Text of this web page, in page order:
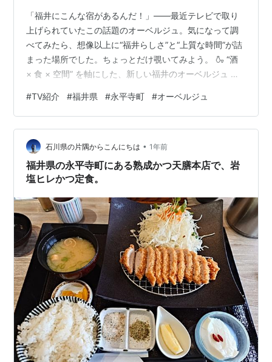
「福井にこんな宿があるんだ！」――最近テレビで取り
上げられていたこの話題のオーベルジュ。気になって調
べてみたら、想像以上に“福井らしさ”と“上質な時間”が詰
まった場所でした。ちょっとだけ覗いてみよう。 🍶 “酒
× 食 × 空間” を軸にした、新しい福井のオーベルジュ 歓
然、伝統を味わうために生まれた宿。 “めったにないご縁
を歓ぶ”という名前の通り、ここでしか出会えない体験を
届けてくれます。 創業220年を超える蔵元が生み出す銘
酒「黒龍」。その源は、すぐそばを流れる清らかな伏流
水──九頭竜川の恵みによるものです。そこから生まれる
地酒と、北…
#TV紹介 #福井県 #永平寺町 #オーベルジュ
石川県の片隅からこんにちは • 1年前
福井県の永平寺町にある熟成かつ天膳本店で、岩
塩ヒレかつ定食。